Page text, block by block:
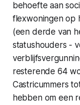
behoefte aan
flexwoningen op
(een derde van
statushouders -
resterende 64
Castricummers
hebben om een